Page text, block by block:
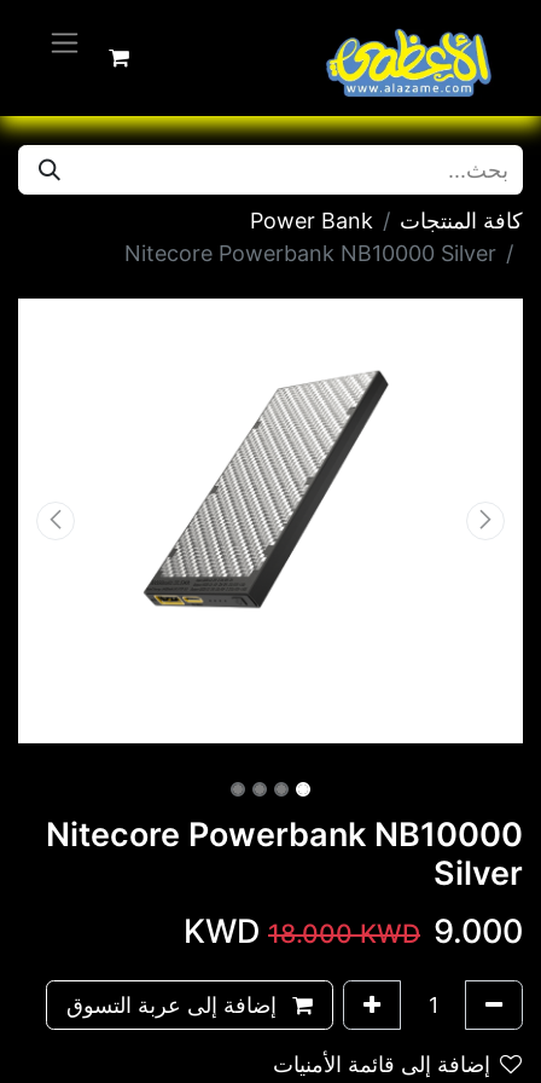
كافة المنتجات
Power Bank
Nitecore Powerbank NB10000 Silver
Nitecore Powerbank NB10000
Silver
9.000
18.000KWD
إضافة إلى عربة التسوق
إضافة إلى قائمة الأمنيات